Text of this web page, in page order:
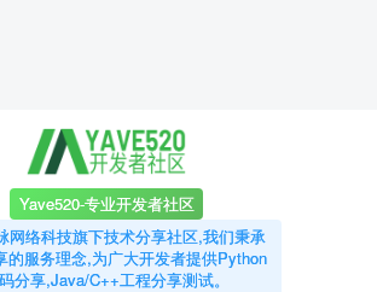
Yave520-专业开发者社区
络科技旗下技术分享社区,我们秉承
的服务理念,为广大开发者提供Python
分享,Java/C++工程分享测试。